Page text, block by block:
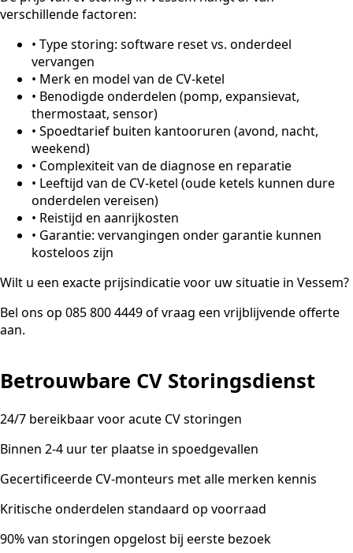
verschillende factoren:
• Type storing: software reset vs. onderdeel
vervangen
• Merk en model van de CV-ketel
• Benodigde onderdelen (pomp, expansievat,
thermostaat, sensor)
• Spoedtarief buiten kantooruren (avond, nacht,
weekend)
• Complexiteit van de diagnose en reparatie
• Leeftijd van de CV-ketel (oude ketels kunnen dure
onderdelen vereisen)
• Reistijd en aanrijkosten
• Garantie: vervangingen onder garantie kunnen
kosteloos zijn
Wilt u een exacte prijsindicatie voor uw situatie in Vessem?
Bel ons op 085 800 4449 of vraag een vrijblijvende offerte
aan.
Betrouwbare CV Storingsdienst
24/7 bereikbaar voor acute CV storingen
Binnen 2-4 uur ter plaatse in spoedgevallen
Gecertificeerde CV-monteurs met alle merken kennis
Kritische onderdelen standaard op voorraad
90% van storingen opgelost bij eerste bezoek